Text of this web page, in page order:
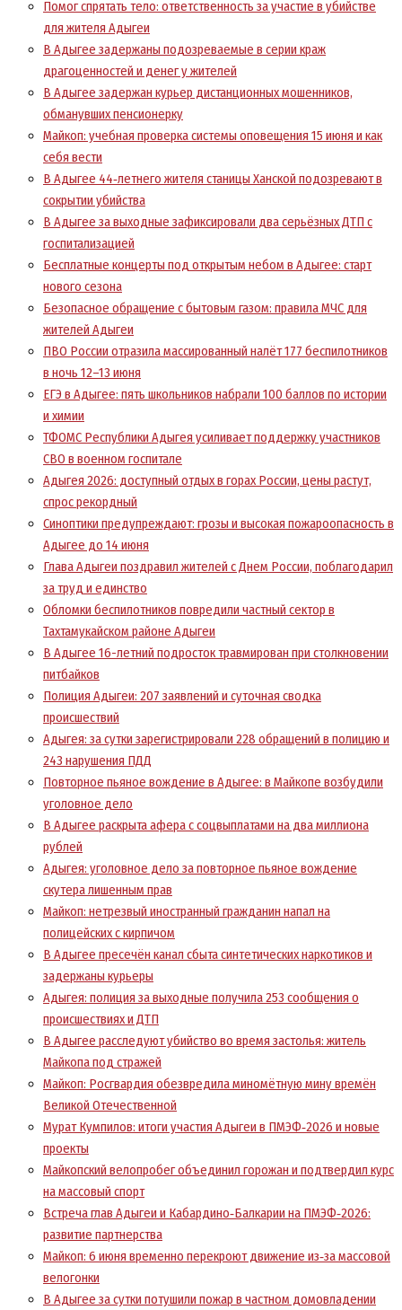
Помог спрятать тело: ответственность за участие в убийстве
для жителя Адыгеи
В Адыгее задержаны подозреваемые в серии краж
драгоценностей и денег у жителей
В Адыгее задержан курьер дистанционных мошенников,
обманувших пенсионерку
Майкоп: учебная проверка системы оповещения 15 июня и как
себя вести
В Адыгее 44‑летнего жителя станицы Ханской подозревают в
сокрытии убийства
В Адыгее за выходные зафиксировали два серьёзных ДТП с
госпитализацией
Бесплатные концерты под открытым небом в Адыгее: старт
нового сезона
Безопасное обращение с бытовым газом: правила МЧС для
жителей Адыгеи
ПВО России отразила массированный налёт 177 беспилотников
в ночь 12–13 июня
ЕГЭ в Адыгее: пять школьников набрали 100 баллов по истории
и химии
ТФОМС Республики Адыгея усиливает поддержку участников
СВО в военном госпитале
Адыгея 2026: доступный отдых в горах России, цены растут,
спрос рекордный
Синоптики предупреждают: грозы и высокая пожароопасность в
Адыгее до 14 июня
Глава Адыгеи поздравил жителей с Днем России, поблагодарил
за труд и единство
Обломки беспилотников повредили частный сектор в
Тахтамукайском районе Адыгеи
В Адыгее 16-летний подросток травмирован при столкновении
питбайков
Полиция Адыгеи: 207 заявлений и суточная сводка
происшествий
Адыгея: за сутки зарегистрировали 228 обращений в полицию и
243 нарушения ПДД
Повторное пьяное вождение в Адыгее: в Майкопе возбудили
уголовное дело
В Адыгее раскрыта афера с соцвыплатами на два миллиона
рублей
Адыгея: уголовное дело за повторное пьяное вождение
скутера лишенным прав
Майкоп: нетрезвый иностранный гражданин напал на
полицейских с кирпичом
В Адыгее пресечён канал сбыта синтетических наркотиков и
задержаны курьеры
Адыгея: полиция за выходные получила 253 сообщения о
происшествиях и ДТП
В Адыгее расследуют убийство во время застолья: житель
Майкопа под стражей
Майкоп: Росгвардия обезвредила миномётную мину времён
Великой Отечественной
Мурат Кумпилов: итоги участия Адыгеи в ПМЭФ‑2026 и новые
проекты
Майкопский велопробег объединил горожан и подтвердил курс
на массовый спорт
Встреча глав Адыгеи и Кабардино‑Балкарии на ПМЭФ‑2026:
развитие партнерства
Майкоп: 6 июня временно перекроют движение из‑за массовой
велогонки
В Адыгее за сутки потушили пожар в частном домовладении